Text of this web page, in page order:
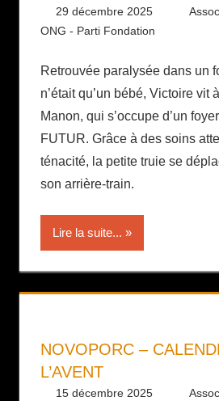
29 décembre 2025 Daniel
ONG - Parti Fondation
Retrouvée paralysée dans un
n’était qu’un bébé, Victoire vit
Manon, qui s’occupe d’un
FUTUR. Grâce à des soins
ténacité, la petite truie se
son arrière-train.
Lire la suite...
NOVOPORC –
L’AVENT
15 décembre 2025 Daniel